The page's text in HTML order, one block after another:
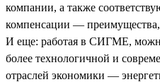
компании, а также
компенсации — преимущества,
И еще: работая в СИГМЕ,
более технологичной и
отраслей экономики —